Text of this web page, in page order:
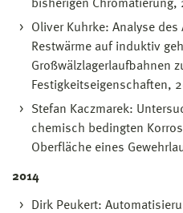
bisherigen Chromatierung,
Oliver Kuhrke: Analyse
Restwärme auf induktiv
Großwälzlagerlaufbahnen
Festigkeitseigenschaften,
Stefan Kaczmarek:
chemisch bedingten
Oberfläche eines
2014
Dirk Peukert: